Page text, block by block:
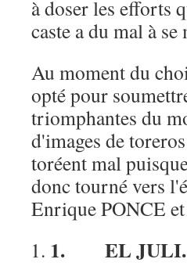
à doser les efforts
caste a du mal à
Au moment du
opté pour
triomphantes du
d'images de
toréent mal
donc tourné vers
Enrique PONCE
1. EL JULI.